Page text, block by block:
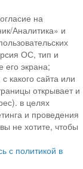
на
Аналитика» и
ОС, тип и
его экрана;
какого сайта или
открывает и
в целях
и проведения
не хотите, чтобы
с политикой в